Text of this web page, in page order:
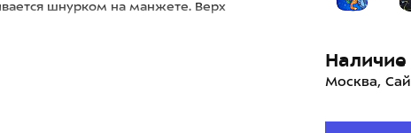
шнурком на манжете. Верх
Наличие
Москва,